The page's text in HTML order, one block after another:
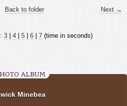
Next →
Back to folder
3| 4| 5| 6| 7(time in seconds)
ALBUM
Minebea